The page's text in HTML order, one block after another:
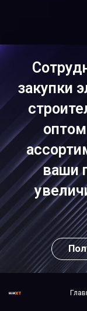
закупки
ваши